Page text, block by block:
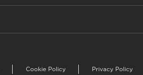
Cookie Policy Privacy Policy